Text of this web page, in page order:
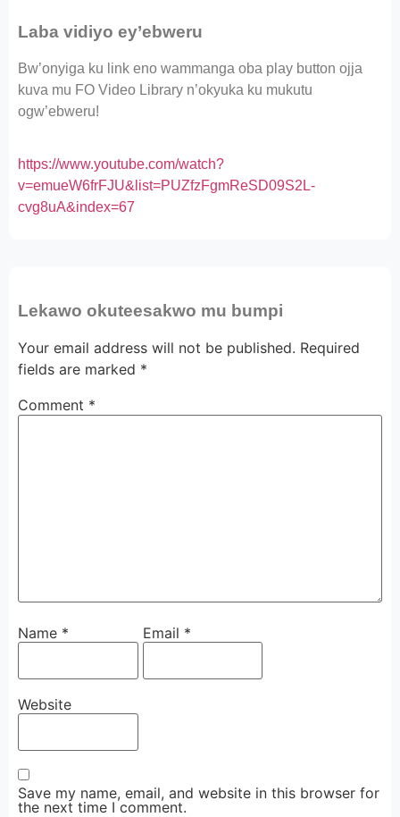
Laba vidiyo ey’ebweru
Bw’onyiga ku link eno wammanga oba play button ojja
kuva mu FO Video Library n’okyuka ku mukutu
ogw’ebweru!
https://www.youtube.com/watch?
v=emueW6frFJU&list=PUZfzFgmReSD09S2L-
cvg8uA&index=67
Lekawo okuteesakwo mu bumpi
Your email address will not be published. Required
fields are marked *
Comment *
Name * Email *
Website
Save my name, email, and website in this browser for
the next time I comment.